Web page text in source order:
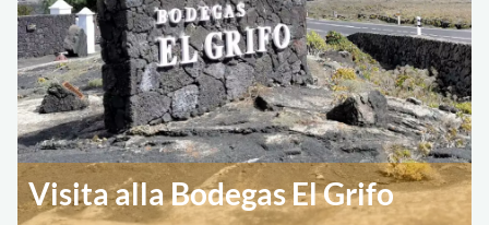
Visita alla Bodegas El Grifo